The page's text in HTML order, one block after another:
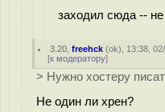
заходил сюда --
3.20 ,freehck (ok), 13:38,
[к модератору]
> Нужно хостеру
Не один ли хрен?